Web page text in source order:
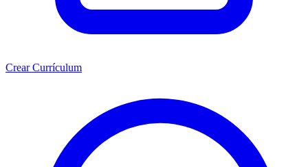
Crear Currículum